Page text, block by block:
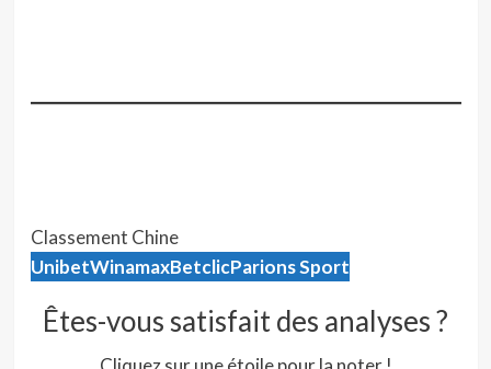
Classement ChineClassement Ligue 2
UnibetWinamaxBetclicParions Sport
Êtes-vous satisfait des analyses ?